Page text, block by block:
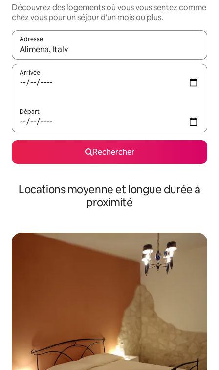
Découvrez des logements où vous vous sentez comme
chez vous pour un séjour d'un mois ou plus.
Adresse
Lorsque les résultats s'affichent, utilisez les flèches vers le
Arrivée
Départ
Rechercher
Locations moyenne et longue durée à
proximité